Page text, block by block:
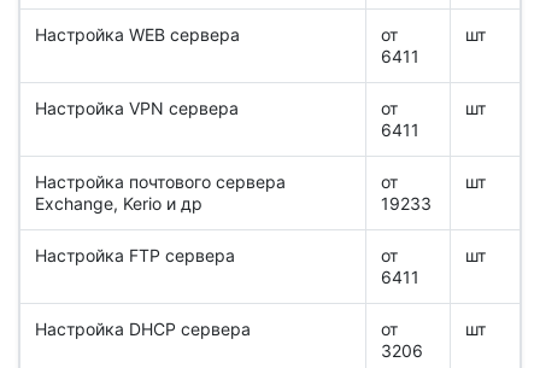
Настройка WEB сервера
от
6411
шт
Настройка VPN сервера
от
6411
шт
Настройка почтового сервера
Exchange, Kerio и др
от
19233
шт
Настройка FTP сервера
от
6411
шт
Настройка DHCP сервера
от
3206
шт